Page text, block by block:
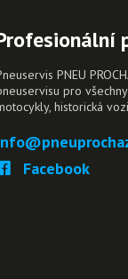
PNEU
pro
historická
Facebook